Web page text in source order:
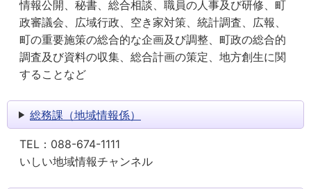
情報公開、秘書、総合相談、職員の人事及び研修、町
政審議会、広域行政、空き家対策、統計調査、広報、
町の重要施策の総合的な企画及び調整、町政の総合的
調査及び資料の収集、総合計画の策定、地方創生に関
することなど
総務課（地域情報係）
TEL： 088-674-1111
いしい地域情報チャンネル